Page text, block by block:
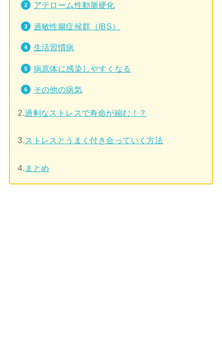
アテローム性動脈硬化
過敏性腸症候群（IBS）
生活習慣病
病原体に感染しやすくなる
その他の病気
2.過剰なストレスで寿命が縮む！？
3.ストレスとうまく付き合っていく方法
4. まとめ